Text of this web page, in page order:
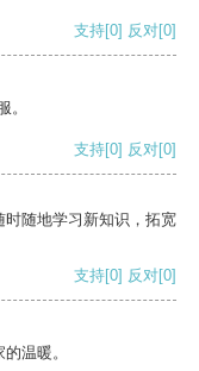
支持[0] 反对[0]
。
支持[0] 反对[0]
随地学习新知识，拓宽
支持[0] 反对[0]
温暖。